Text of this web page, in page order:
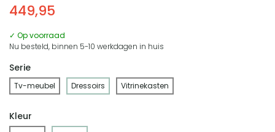
449,95
✓ Op voorraad
Nu besteld, binnen 5-10 werkdagen in huis
Serie
Tv-meubel Dressoirs Vitrinekasten
Kleur